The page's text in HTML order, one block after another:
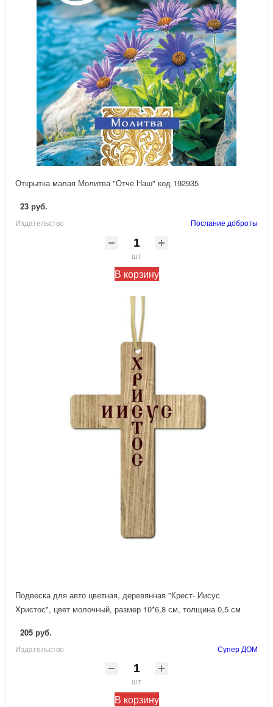
Открытка малая Молитва "Отче Наш" код 192935
23 руб.
Издательство Послание доброты
шт
В корзину
Подвеска для авто цветная, деревянная "Крест- Иисус
Христос", цвет молочный, размер 10*6,8 см, толщина 0,5 см
205 руб.
Издательство Супер ДОМ
шт
В корзину